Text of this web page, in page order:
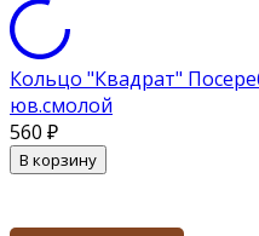
Кольцо "Квадрат"
юв.смолой
560 ₽
В корзину